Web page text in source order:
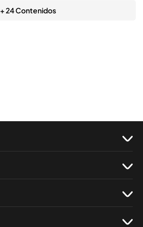
+ 24 Contenidos